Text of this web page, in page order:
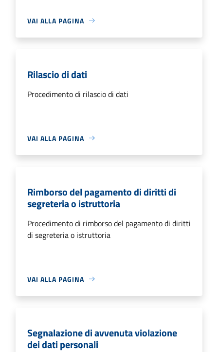
VAI ALLA PAGINA
Rilascio di dati
Procedimento di rilascio di dati
VAI ALLA PAGINA
Rimborso del pagamento di diritti di
segreteria o istruttoria
Procedimento di rimborso del pagamento di diritti
di segreteria o istruttoria
VAI ALLA PAGINA
Segnalazione di avvenuta violazione
dei dati personali